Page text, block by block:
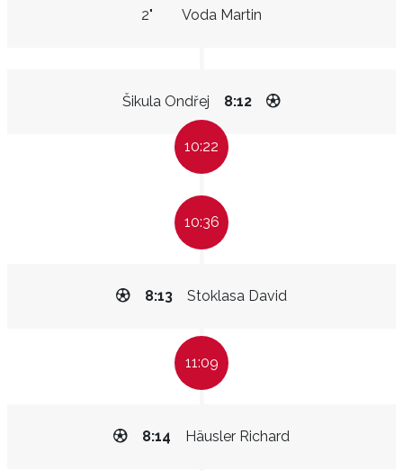
Voda Martin
2"
Šikula Ondřej 8:12
10:22
10:36
Stoklasa David
8:13
11:09
Häusler Richard
8:14